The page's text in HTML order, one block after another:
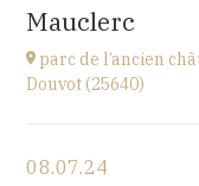
Mauclerc
parc de l’ancien
Douvot (25640)
08.07.24